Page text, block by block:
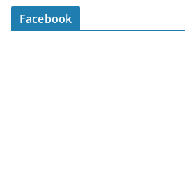
Facebook